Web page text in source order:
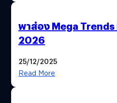
พาส่อง Mega Trends
2026
25/12/2025
Read More